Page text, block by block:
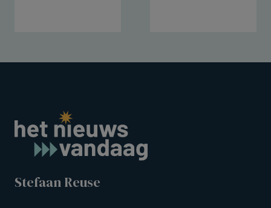
Stefaan Reuse